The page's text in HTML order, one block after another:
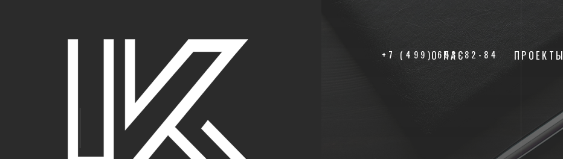
+7 (499) 653-82-84
О НАС ПРОЕКТЫ